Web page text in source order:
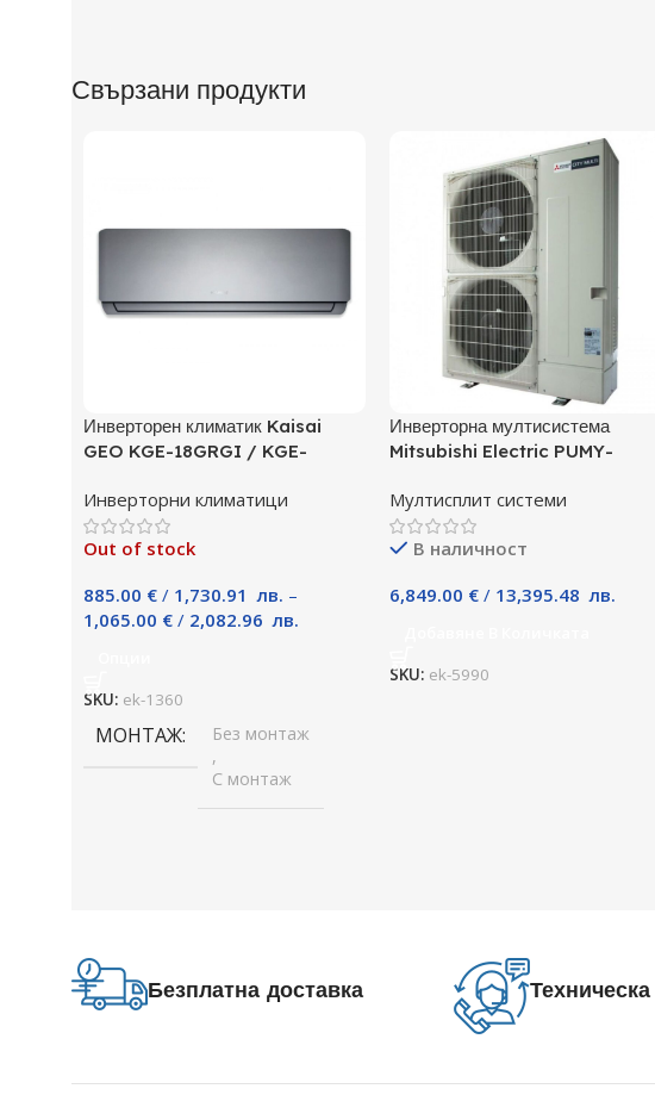
Свързани продукти
Инверторен климатик Kaisai
GEO KGE-18GRGI / KGE-
Инверторни климатици
Out of stock
885.00 € / 1,730.91 лв. –
1,065.00 € / 2,082.96 лв.
SKU: ek-1360
МОНТАЖ
Без монтаж
,
С монтаж
Инверторна мултисистема
Mitsubishi Electric PUMY-
Мултисплит системи
В наличност
6,849.00 €/ 13,395.48 лв.
SKU: ek-5990
Безплатна доставка